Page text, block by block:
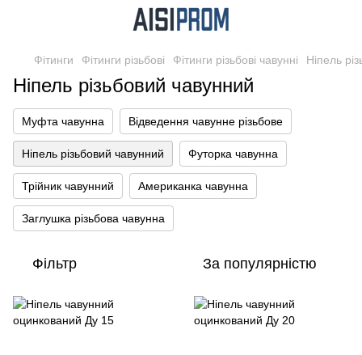
Фітинги Фітинги різьбові Фітинги різьбові чавунні Ніпель
Ніпель різьбовий чавунний
Муфта чавунна Відведення чавунне різьбове
Ніпель різьбовий чавунний Футорка чавунна
Трійник чавунний Американка чавунна
Заглушка різьбова чавунна
Фільтр За популярністю